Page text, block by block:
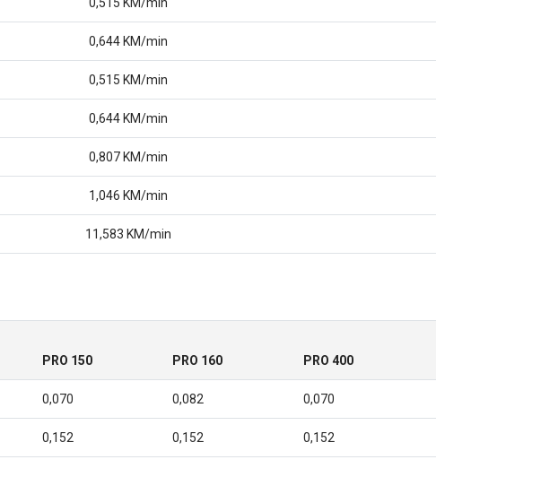
0,644 KM/min
0,515 KM/min
0,644 KM/min
0,807 KM/min
1,046 KM/min
11,583 KM/min
PRO 150 PRO 160 PRO 400
0,070 0,082 0,070
0,152 0,152 0,152